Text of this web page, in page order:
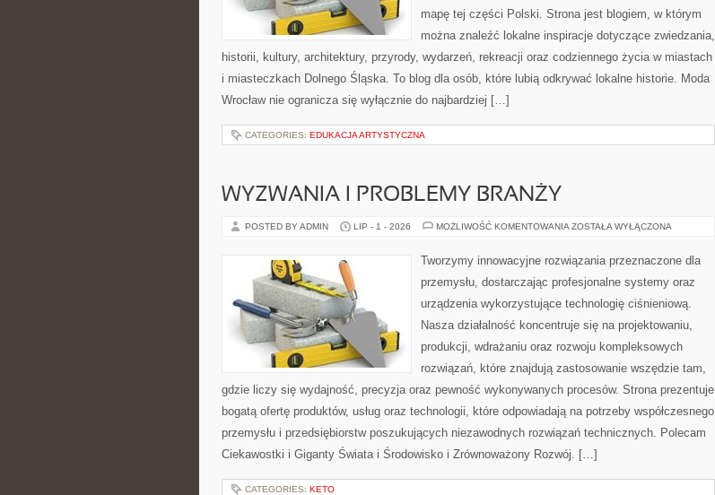
mapę tej części Polski. Strona jest blogiem, w którym
można znaleźć lokalne inspiracje dotyczące zwiedzania,
historii, kultury, architektury, przyrody, wydarzeń, rekreacji oraz codziennego życia w miastach
i miasteczkach Dolnego Śląska. To blog dla osób, które lubią odkrywać lokalne historie. Moda
Wrocław nie ogranicza się wyłącznie do najbardziej […]
CATEGORIES: EDUKACJA ARTYSTYCZNA
WYZWANIA I PROBLEMY BRANŻY
POSTED BY ADMIN LIP - 1 - 2026 MOŻLIWOŚĆ KOMENTOWANIA WYZWANIA
BRANŻY
ZOSTAŁA WYŁĄCZONA
Tworzymy innowacyjne rozwiązania przeznaczone dla
przemysłu, dostarczając profesjonalne systemy oraz
urządzenia wykorzystujące technologię ciśnieniową.
Nasza działalność koncentruje się na projektowaniu,
produkcji, wdrażaniu oraz rozwoju kompleksowych
rozwiązań, które znajdują zastosowanie wszędzie tam,
gdzie liczy się wydajność, precyzja oraz pewność wykonywanych procesów. Strona prezentuje
bogatą ofertę produktów, usług oraz technologii, które odpowiadają na potrzeby współczesnego
przemysłu i przedsiębiorstw poszukujących niezawodnych rozwiązań technicznych. Polecam
Ciekawostki i Giganty Świata i Środowisko i Zrównoważony Rozwój. […]
CATEGORIES: KETO